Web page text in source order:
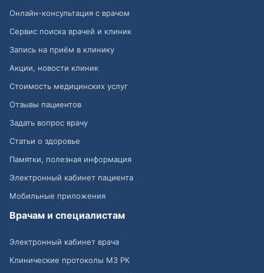
Онлайн-консультация с врачом
Сервис поиска врачей и клиник
Запись на приём в клинику
Акции, новости клиник
Стоимость медицинских услуг
Отзывы пациентов
Задать вопрос врачу
Статьи о здоровье
Памятки, полезная информация
Электронный кабинет пациента
Мобильные приложения
Врачам и специалистам
Электронный кабинет врача
Клинические протоколы МЗ РК